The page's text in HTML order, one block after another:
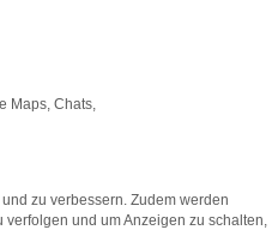
anderen Browser oder in
mehr unterstützt werden.
Maps, Chats,
zu verbessern. Zudem werden
und um Anzeigen zu schalten,